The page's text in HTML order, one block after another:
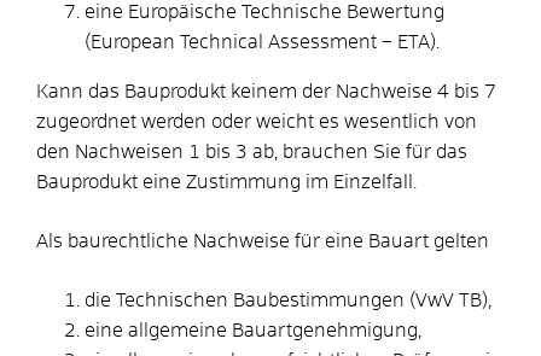
eine Europäische Technische Bewertung
(European Technical Assessment – ETA).
Kann das Bauprodukt keinem der Nachweise 4 bis 7
zugeordnet werden oder weicht es wesentlich von
den Nachweisen 1 bis 3 ab, brauchen Sie für das
Bauprodukt eine Zustimmung im Einzelfall.
Als baurechtliche Nachweise für eine Bauart gelten
die Technischen Baubestimmungen (VwV TB),
eine allgemeine Bauartgenehmigung,